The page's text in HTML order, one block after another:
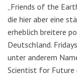
„Friends of the
die hier aber eine
erheblich breitere
Deutschland.
unter anderem
Scientist for Future